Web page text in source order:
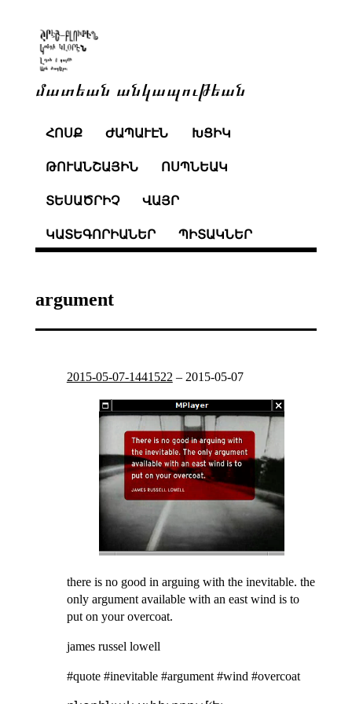
մատեան անկապութեան
ՀՈՍՔ ԺԱՊԱՒԷՆ ԽՑԻԿ
ԹՈՒԱՆՇԱՅԻՆ ՈՍՊՆԵԱԿ
ՏԵՍԱԾՐԻՉ ՎԱՅՐ
ԿԱՏԵԳՈՐԻԱՆԵՐ ՊԻՏԱԿՆԵՐ
argument
2015-05-07-1441522 – 2015-05-07
there is no good in arguing with the inevitable. the
only argument available with an east wind is to
put on your overcoat.
james russel lowell
#quote #inevitable #argument #wind #overcoat